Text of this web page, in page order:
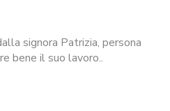
signora Patrizia, persona
bene il suo lavoro..